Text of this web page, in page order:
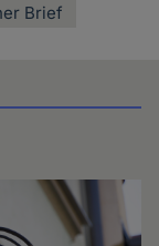
Brief